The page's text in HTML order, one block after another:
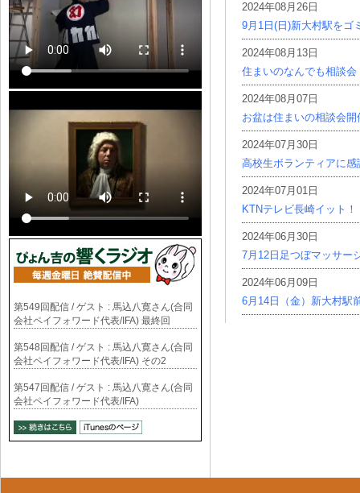
2024年08月26日
9月1日(日)新大村駅をゴ
2024年08月13日
住まいのなんでも相談会
2024年08月07日
お盆は住まいの相談会開
2024年07月30日
高校生ボランティアに感
2024年07月01日
KTNテレビ長崎イット！
2024年06月30日
7月12日足つぼマッサー
2024年06月09日
6月14日（金）新大村駅
第549回配信 / ゲスト : 馬込八寛さん(合同
会社ペイフォワード代表/IFA) 最終回
第548回配信 / ゲスト : 馬込八寛さん(合同
会社ペイフォワード代表/IFA) その2
第547回配信 / ゲスト : 馬込八寛さん(合同
会社ペイフォワード代表/IFA)